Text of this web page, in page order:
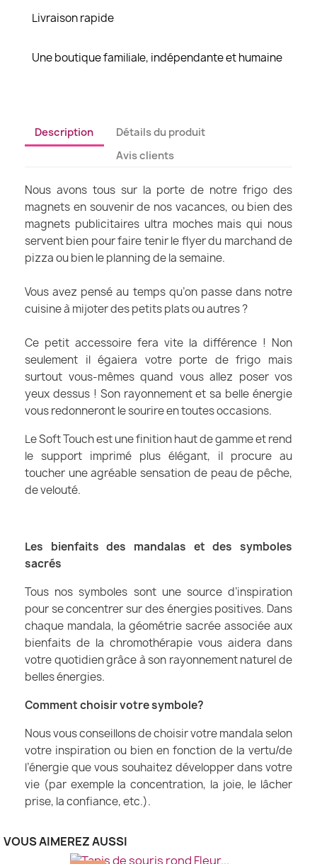
Livraison rapide
Une boutique familiale, indépendante et humaine
Description
Détails du produit
Avis clients
Nous avons tous sur la porte de notre frigo des
magnets en souvenir de nos vacances, ou bien des
magnets publicitaires ultra moches mais qui nous
servent bien pour faire tenir le flyer du marchand de
pizza ou bien le planning de la semaine.
Vous avez pensé au temps qu’on passe dans notre
cuisine à mijoter des petits plats ou autres ?
Ce petit accessoire fera vite la différence ! Non
seulement il égaiera votre porte de frigo mais
surtout vous-mêmes quand vous allez poser vos
yeux dessus ! Son rayonnement et sa belle énergie
vous redonneront le sourire en toutes occasions.
Le Soft Touch est une finition haut de gamme et rend
le support imprimé plus élégant, il procure au
toucher une agréable sensation de peau de pêche,
de velouté.
Les bienfaits des mandalas et des symboles
sacrés
Tous nos symboles sont une source d’inspiration
pour se concentrer sur des énergies positives. Dans
chaque mandala, la géométrie sacrée associée aux
bienfaits de la chromothérapie vous aidera dans
votre quotidien grâce à son rayonnement naturel de
belles énergies.
Comment choisir votre symbole?
Nous vous conseillons de choisir votre mandala selon
votre inspiration ou bien en fonction de la vertu/de
l’énergie que vous souhaitez développer dans votre
vie (par exemple la concentration, la joie, le lâcher
prise, la confiance, etc.).
VOUS AIMEREZ AUSSI